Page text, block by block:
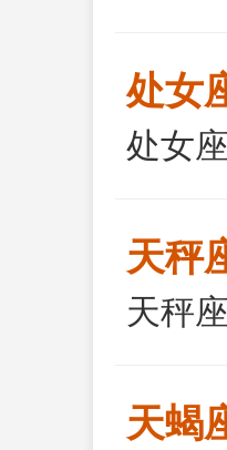
处女
处女
天秤
天秤
天蝎